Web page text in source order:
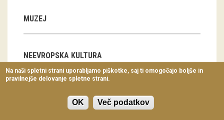
Koledar dogodkov
Predavanja
Delavnice
Vodeni ogledi
MUZEJ
NEEVROPSKA KULTURA
Na naši spletni strani uporabljamo piškotke, saj ti omogočajo boljše in
pravilnejše delovanje spletne strani.
OK Več podatkov